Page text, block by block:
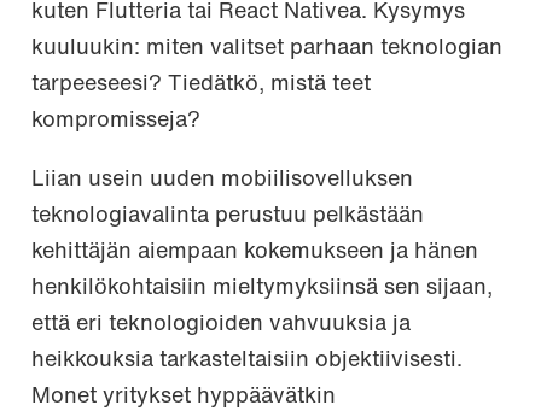
kuten Flutteria tai React Nativea. Kysymys
kuuluukin: miten valitset parhaan teknologian
tarpeeseesi? Tiedätkö, mistä teet
kompromisseja?
Liian usein uuden mobiilisovelluksen
teknologiavalinta perustuu pelkästään
kehittäjän aiempaan kokemukseen ja hänen
henkilökohtaisiin mieltymyksiinsä sen sijaan,
että eri teknologioiden vahvuuksia ja
heikkouksia tarkasteltaisiin objektiivisesti.
Monet yritykset hyppäävätkin